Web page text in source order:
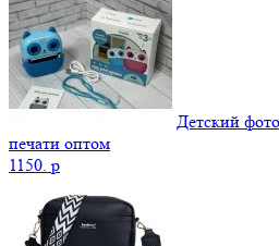
Детский
печати оптом
1150. p